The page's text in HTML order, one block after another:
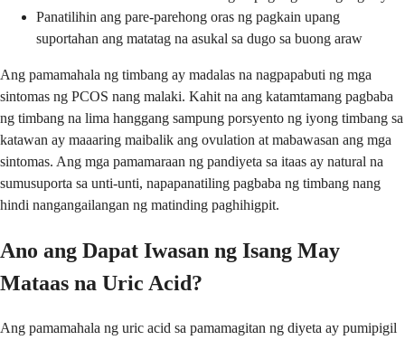
Panatilihin ang pare-parehong oras ng pagkain upang
suportahan ang matatag na asukal sa dugo sa buong araw
Ang pamamahala ng timbang ay madalas na nagpapabuti ng mga
sintomas ng PCOS nang malaki. Kahit na ang katamtamang pagbaba
ng timbang na lima hanggang sampung porsyento ng iyong timbang sa
katawan ay maaaring maibalik ang ovulation at mabawasan ang mga
sintomas. Ang mga pamamaraan ng pandiyeta sa itaas ay natural na
sumusuporta sa unti-unti, napapanatiling pagbaba ng timbang nang
hindi nangangailangan ng matinding paghihigpit.
Ano ang Dapat Iwasan ng Isang May
Mataas na Uric Acid?
Ang pamamahala ng uric acid sa pamamagitan ng diyeta ay pumipigil